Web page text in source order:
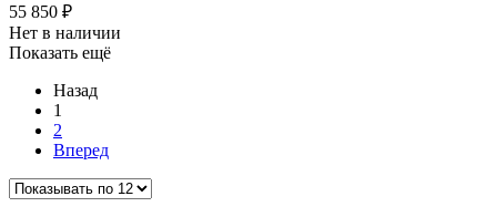
55 850 ₽
Нет в наличии
Показать ещё
Назад
1
2
Вперед